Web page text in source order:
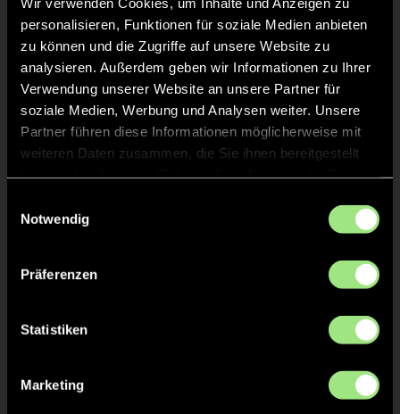
personalisieren, Funktionen für soziale Medien anbieten
zu können und die Zugriffe auf unsere Website zu
analysieren. Außerdem geben wir Informationen zu Ihrer
Verwendung unserer Website an unsere Partner für
soziale Medien, Werbung und Analysen weiter. Unsere
Partner führen diese Informationen möglicherweise mit
weiteren Daten zusammen, die Sie ihnen bereitgestellt
Notwendig
Präferenzen
Statistiken
Marketing
17' KURZE ECKE - VERGEBEN
KURZE ECKE
13' KURZE ECKE - VERGEBEN